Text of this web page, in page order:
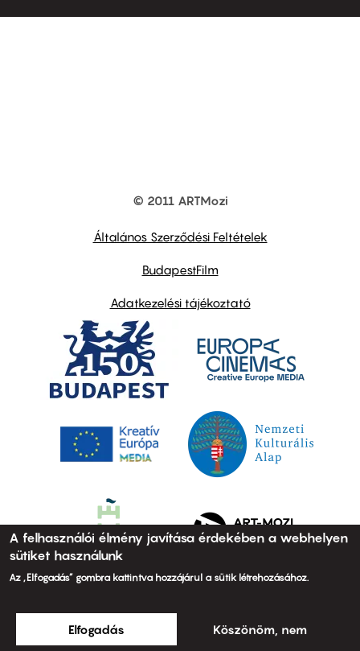
© 2011 ARTMozi
Általános Szerződési Feltételek
BudapestFilm
Adatkezelési tájékoztató
A felhasználói élmény javítása érdekében a webhelyen
sütiket használunk
Az „Elfogadás” gombra kattintva hozzájárul a sütik létrehozásához.
Elfogadás Köszönöm, nem